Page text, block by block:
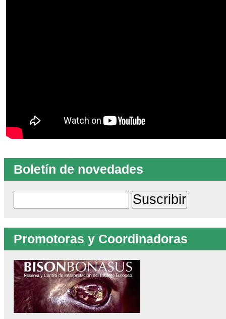
Boletín de novedades
Promotoras y Coordinadoras